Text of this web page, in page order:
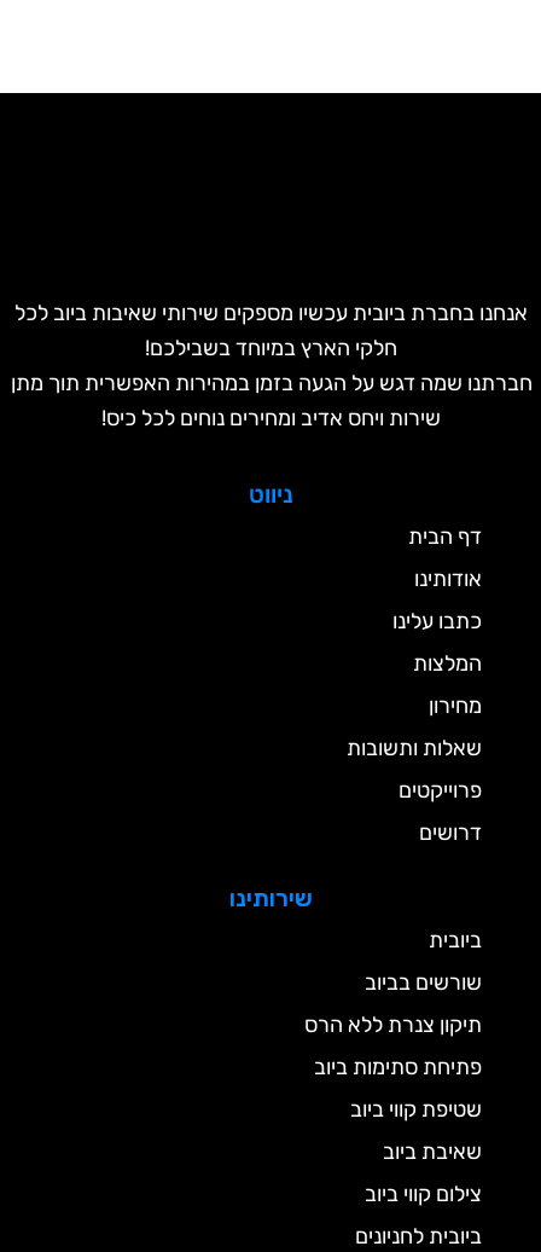
אנחנו בחברת ביובית עכשיו מספקים שירותי שאיבות ביוב לכל
חלקי הארץ במיוחד בשבילכם!
חברתנו שמה דגש על הגעה בזמן במהירות האפשרית תוך מתן
שירות ויחס אדיב ומחירים נוחים לכל כיס!
ניווט
דף הבית
אודותינו
כתבו עלינו
המלצות
מחירון
שאלות ותשובות
פרוייקטים
דרושים
שירותינו
ביובית
שורשים בביוב
תיקון צנרת ללא הרס
פתיחת סתימות ביוב
שטיפת קווי ביוב
שאיבת ביוב
צילום קווי ביוב
ביובית לחניונים